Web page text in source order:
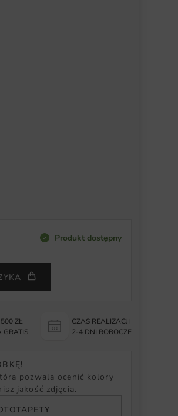
Produkt dostępny
ZŁ
GRATIS
CZAS REALIZACJI
2-4 DNI ROBOCZE
pozwala ocenić kolory
jakość zdjęcia.